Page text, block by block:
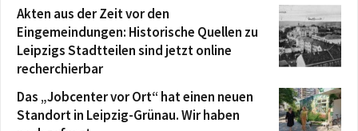
Akten aus der Zeit vor den
Eingemeindungen: Historische Quellen zu
Leipzigs Stadtteilen sind jetzt online
recherchierbar
Das „Jobcenter vor Ort“ hat einen neuen
Standort in Leipzig-Grünau. Wir haben